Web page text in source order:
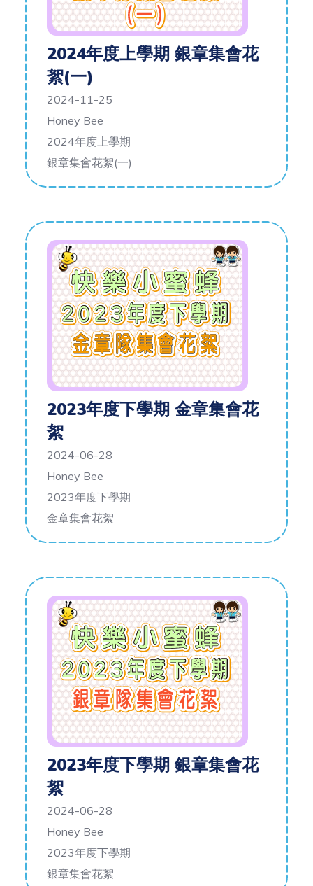
2024年度上學期 銀章集會花
絮(一)
2024-11-25
Honey Bee
2024年度上學期
銀章集會花絮(一)
2023年度下學期 金章集會花
絮
2024-06-28
Honey Bee
2023年度下學期
金章集會花絮
2023年度下學期 銀章集會花
絮
2024-06-28
Honey Bee
2023年度下學期
銀章集會花絮